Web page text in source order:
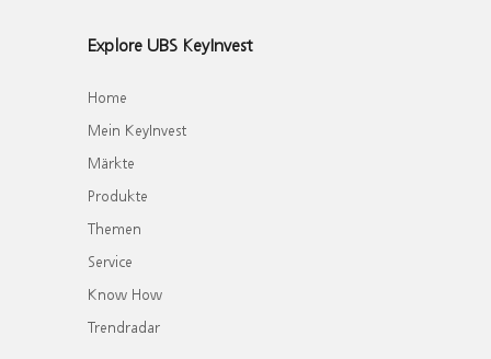
Explore UBS KeyInvest
Home
Mein KeyInvest
Märkte
Produkte
Themen
Service
Know How
Trendradar